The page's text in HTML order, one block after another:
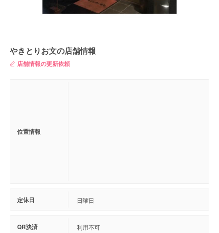
やきとりお文の店舗情報
店舗情報の更新依頼
位置情報
定休日 日曜日
QR決済 利用不可